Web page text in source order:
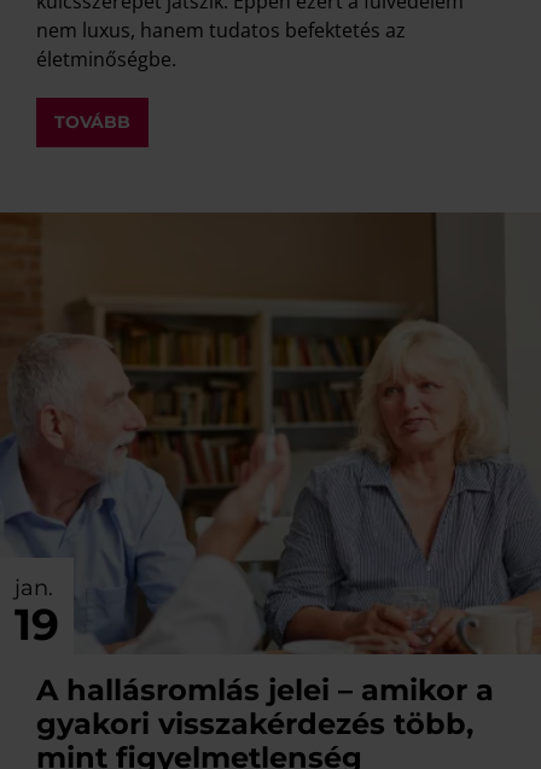
nem luxus, hanem tudatos befektetés az
életminőségbe.
TOVÁBB
jan.
19
A hallásromlás jelei – amikor a
gyakori visszakérdezés több,
mint figyelmetlenség